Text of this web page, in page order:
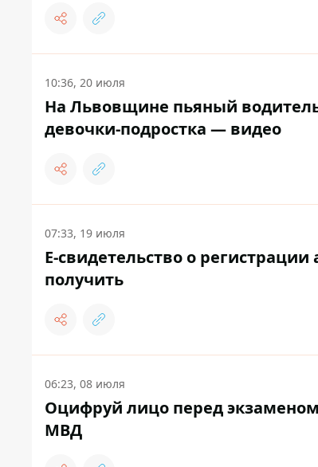
10:36, 20 июля
На Львовщине пьяный
девочки-подростка — видео
07:33, 19 июля
Е-свидетельство о регистрации
получить
06:23, 08 июля
Оцифруй лицо перед
МВД